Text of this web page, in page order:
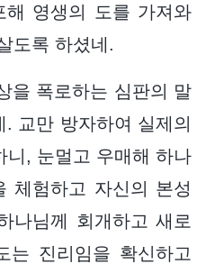
영생의 도를 가져와
도록 하셨네.
을 폭로하는 심판의 말
교만 방자하여 실제의
니, 눈멀고 우매해 하나
체험하고 자신의 본성
나님께 회개하고 새로
는 진리임을 확신하고